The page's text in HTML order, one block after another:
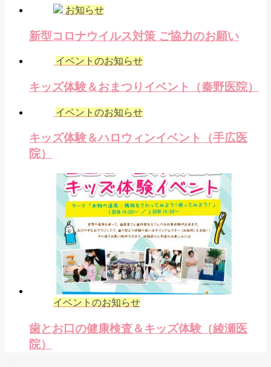
お知らせ
新型コロナウイルス対策 ご協力のお願い
イベントのお知らせ
キッズ体験＆おまつりイベント（秦野医院）
イベントのお知らせ
キッズ体験＆ハロウィンイベント（手広医
院）
イベントのお知らせ
歯とお口の健康検査＆キッズ体験（綾瀬医
院）